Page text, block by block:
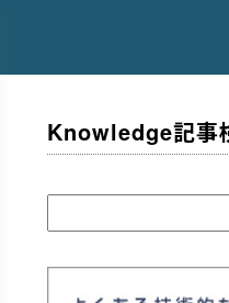
Knowledge記事